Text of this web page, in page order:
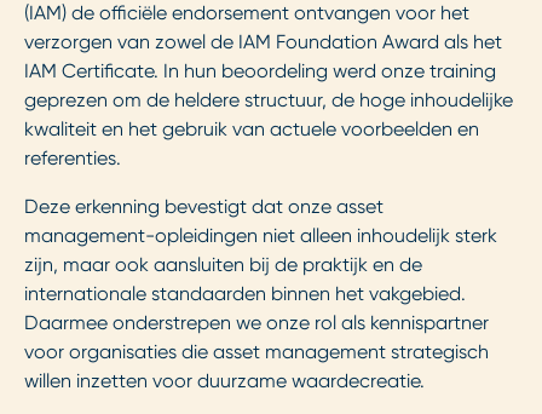
(IAM) de officiële endorsement ontvangen voor het
verzorgen van zowel de IAM Foundation Award als het
IAM Certificate. In hun beoordeling werd onze training
geprezen om de heldere structuur, de hoge inhoudelijke
kwaliteit en het gebruik van actuele voorbeelden en
referenties.
Deze erkenning bevestigt dat onze asset
management-opleidingen niet alleen inhoudelijk sterk
zijn, maar ook aansluiten bij de praktijk en de
internationale standaarden binnen het vakgebied.
Daarmee onderstrepen we onze rol als kennispartner
voor organisaties die asset management strategisch
willen inzetten voor duurzame waardecreatie.